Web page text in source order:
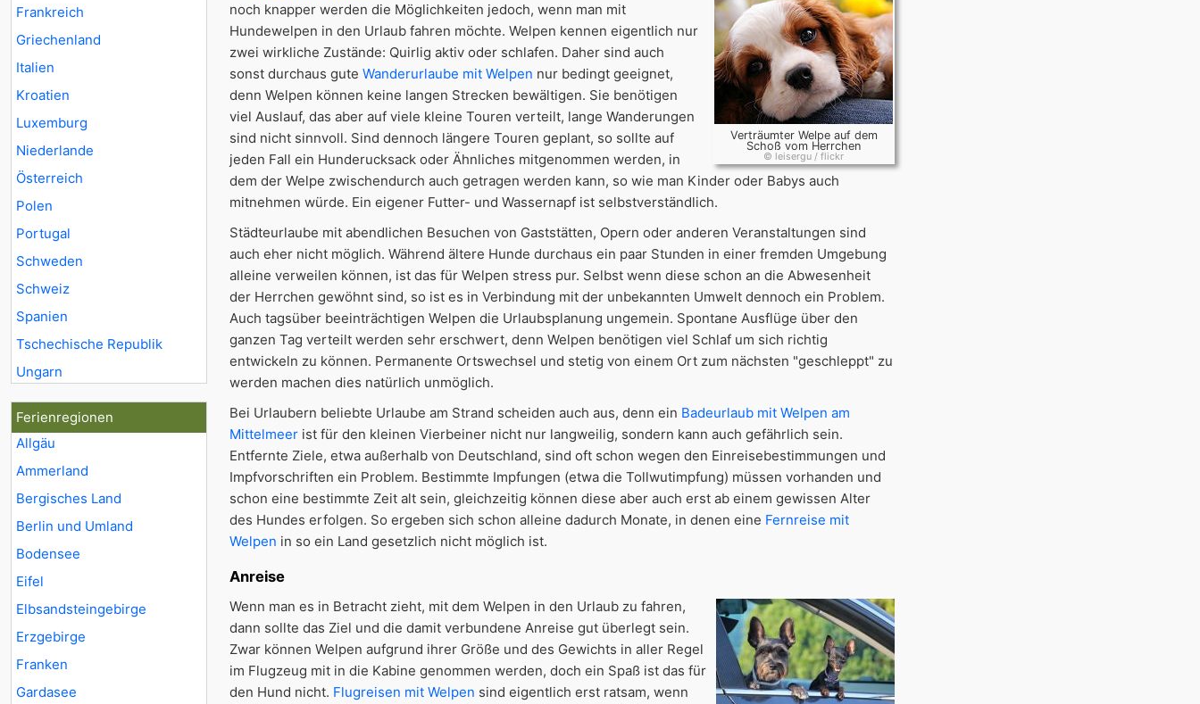
Frankreich
Griechenland
Italien
Kroatien
Luxemburg
Niederlande
Österreich
Polen
Portugal
Schweden
Schweiz
Spanien
Tschechische Republik
Ungarn
Ferienregionen
Allgäu
Ammerland
Bergisches Land
Berlin und Umland
Bodensee
Eifel
Elbsandsteingebirge
Erzgebirge
Franken
Gardasee
Verträumter Welpe auf dem
Schoß vom Herrchen
© leisergu / flickr
noch knapper werden die Möglichkeiten jedoch, wenn man mit
Hundewelpen in den Urlaub fahren möchte. Welpen kennen eigentlich nur
zwei wirkliche Zustände: Quirlig aktiv oder schlafen. Daher sind auch
sonst durchaus gute Wanderurlaube mit Welpen nur bedingt geeignet,
denn Welpen können keine langen Strecken bewältigen. Sie benötigen
viel Auslauf, das aber auf viele kleine Touren verteilt, lange Wanderungen
sind nicht sinnvoll. Sind dennoch längere Touren geplant, so sollte auf
jeden Fall ein Hunderucksack oder Ähnliches mitgenommen werden, in
dem der Welpe zwischendurch auch getragen werden kann, so wie man Kinder oder Babys auch
mitnehmen würde. Ein eigener Futter- und Wassernapf ist selbstverständlich.
Städteurlaube mit abendlichen Besuchen von Gaststätten, Opern oder anderen Veranstaltungen sind
auch eher nicht möglich. Während ältere Hunde durchaus ein paar Stunden in einer fremden Umgebung
alleine verweilen können, ist das für Welpen stress pur. Selbst wenn diese schon an die Abwesenheit
der Herrchen gewöhnt sind, so ist es in Verbindung mit der unbekannten Umwelt dennoch ein Problem.
Auch tagsüber beeinträchtigen Welpen die Urlaubsplanung ungemein. Spontane Ausflüge über den
ganzen Tag verteilt werden sehr erschwert, denn Welpen benötigen viel Schlaf um sich richtig
entwickeln zu können. Permanente Ortswechsel und stetig von einem Ort zum nächsten "geschleppt" zu
werden machen dies natürlich unmöglich.
Bei Urlaubern beliebte Urlaube am Strand scheiden auch aus, denn ein Badeurlaub mit Welpen am
Mittelmeer ist für den kleinen Vierbeiner nicht nur langweilig, sondern kann auch gefährlich sein.
Entfernte Ziele, etwa außerhalb von Deutschland, sind oft schon wegen den Einreisebestimmungen und
Impfvorschriften ein Problem. Bestimmte Impfungen (etwa die Tollwutimpfung) müssen vorhanden und
schon eine bestimmte Zeit alt sein, gleichzeitig können diese aber auch erst ab einem gewissen Alter
des Hundes erfolgen. So ergeben sich schon alleine dadurch Monate, in denen eine Fernreise mit
Welpen in so ein Land gesetzlich nicht möglich ist.
Anreise
Wenn man es in Betracht zieht, mit dem Welpen in den Urlaub zu fahren,
dann sollte das Ziel und die damit verbundene Anreise gut überlegt sein.
Zwar können Welpen aufgrund ihrer Größe und des Gewichts in aller Regel
im Flugzeug mit in die Kabine genommen werden, doch ein Spaß ist das für
den Hund nicht. Flugreisen mit Welpen sind eigentlich erst ratsam, wenn